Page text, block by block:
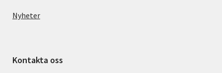
Nyheter
Kontakta oss